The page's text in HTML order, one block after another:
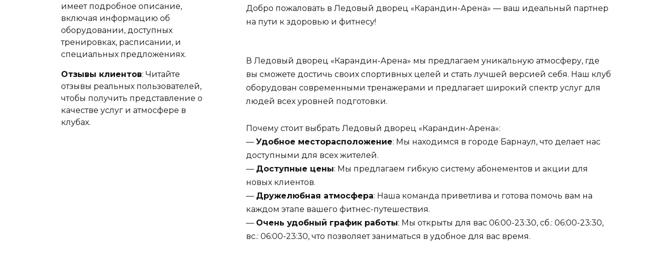
Добро пожаловать в Ледовый дворец «Карандин-Арена» — ваш идеальный партнер
на пути к здоровью и фитнесу!
В Ледовый дворец «Карандин-Арена» мы предлагаем уникальную атмосферу, где
вы сможете достичь своих спортивных целей и стать лучшей версией себя. Наш клуб
оборудован современными тренажерами и предлагает широкий спектр услуг для
людей всех уровней подготовки.
Почему стоит выбрать Ледовый дворец «Карандин-Арена»:
— Удобное месторасположение: Мы находимся в городе Барнаул, что делает нас
доступными для всех жителей.
— Доступные цены: Мы предлагаем гибкую систему абонементов и акции для
новых клиентов.
— Дружелюбная атмосфера: Наша команда приветлива и готова помочь вам на
каждом этапе вашего фитнес-путешествия.
— Очень удобный график работы: Мы открыты для вас 06:00-23:30, сб.: 06:00-23:30,
вс.: 06:00-23:30, что позволяет заниматься в удобное для вас время.
имеет подробное описание,
включая информацию об
оборудовании, доступных
тренировках, расписании, и
специальных предложениях.
Отзывы клиентов: Читайте
отзывы реальных пользователей,
чтобы получить представление о
качестве услуг и атмосфере в
клубах.